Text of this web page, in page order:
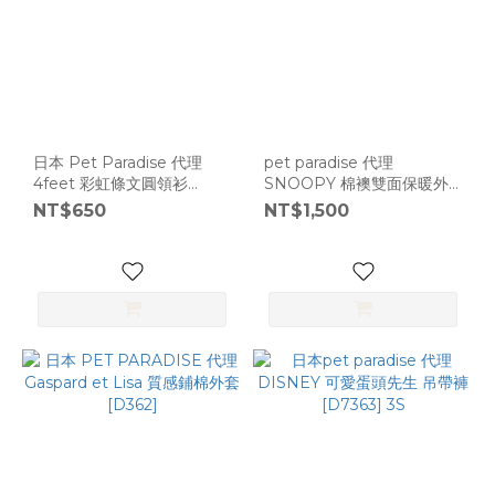
日本 Pet Paradise 代理
4feet 彩虹條文圓領衫
[D2006]
NT$650
pet paradise 代理
SNOOPY 棉襖雙面保暖外
套 [D15248]
NT$1,500